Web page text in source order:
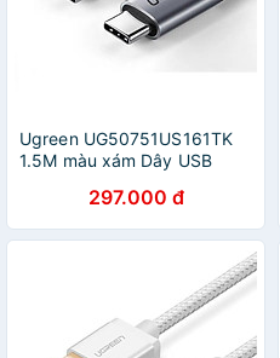
Ugreen UG50751US161TK
1.5M màu xám Dây USB
297.000 đ